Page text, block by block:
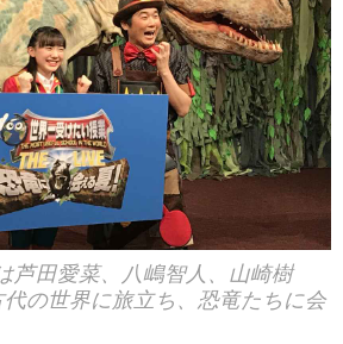
芦田愛菜、八嶋智人、山崎樹
の世界に旅立ち、恐竜たちに会